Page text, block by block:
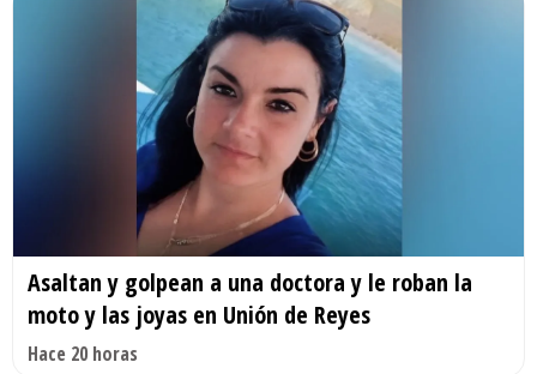
Asaltan y golpean a una doctora y le roban la
moto y las joyas en Unión de Reyes
Hace 20 horas